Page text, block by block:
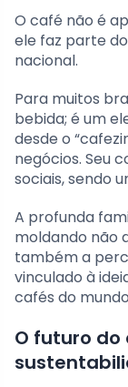
O café não é
ele faz parte
nacional.
Para muitos
bebida; é um
desde o
negócios. Seu
sociais, sendo
A profunda
moldando não
também a
vinculado à
cafés do
O futuro do